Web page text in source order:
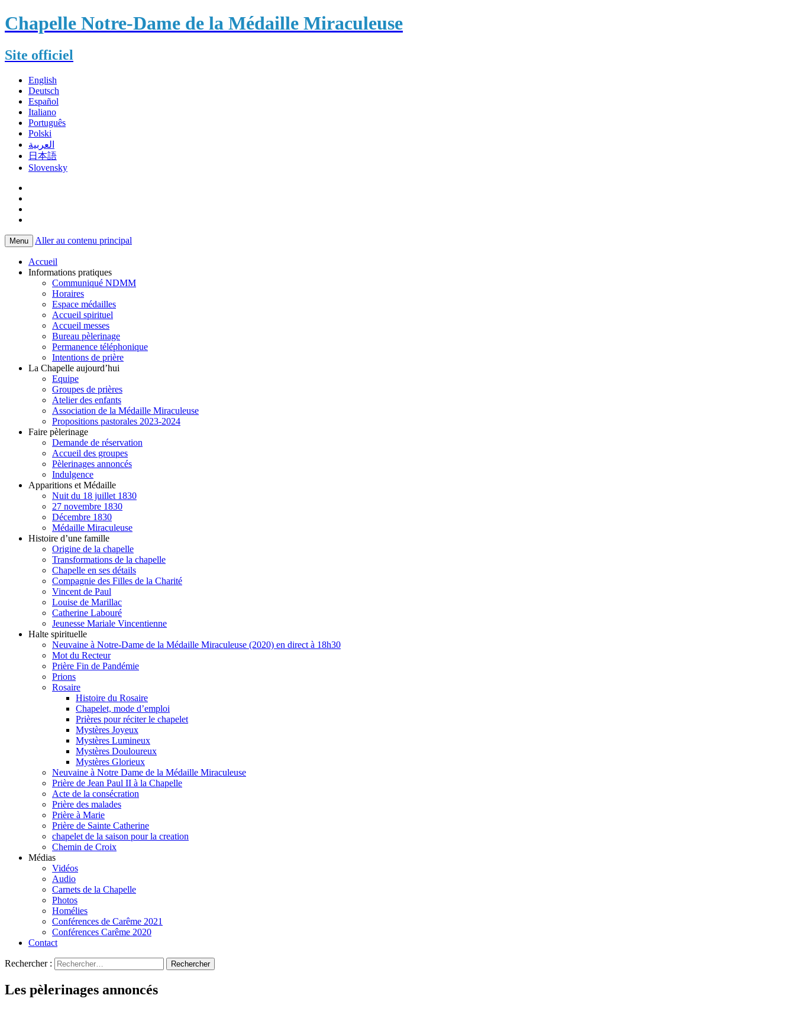
Chapelle Notre-Dame de la Médaille Miraculeuse
Site officiel
English
Deutsch
Español
Italiano
Português
Polski
العربية
日本語
Slovensky
Menu Aller au contenu principal
Accueil
Informations pratiques
Communiqué NDMM
Horaires
Espace médailles
Accueil spirituel
Accueil messes
Bureau pèlerinage
Permanence téléphonique
Intentions de prière
La Chapelle aujourd’hui
Equipe
Groupes de prières
Atelier des enfants
Association de la Médaille Miraculeuse
Propositions pastorales 2023-2024
Faire pèlerinage
Demande de réservation
Accueil des groupes
Pèlerinages annoncés
Indulgence
Apparitions et Médaille
Nuit du 18 juillet 1830
27 novembre 1830
Décembre 1830
Médaille Miraculeuse
Histoire d’une famille
Origine de la chapelle
Transformations de la chapelle
Chapelle en ses détails
Compagnie des Filles de la Charité
Vincent de Paul
Louise de Marillac
Catherine Labouré
Jeunesse Mariale Vincentienne
Halte spirituelle
Neuvaine à Notre-Dame de la Médaille Miraculeuse (2020) en direct à 18h30
Mot du Recteur
Prière Fin de Pandémie
Prions
Rosaire
Histoire du Rosaire
Chapelet, mode d’emploi
Prières pour réciter le chapelet
Mystères Joyeux
Mystères Lumineux
Mystères Douloureux
Mystères Glorieux
Neuvaine à Notre Dame de la Médaille Miraculeuse
Prière de Jean Paul II à la Chapelle
Acte de la consécration
Prière des malades
Prière à Marie
Prière de Sainte Catherine
chapelet de la saison pour la creation
Chemin de Croix
Médias
Vidéos
Audio
Carnets de la Chapelle
Photos
Homélies
Conférences de Carême 2021
Conférences Carême 2020
Contact
Rechercher :
Les pèlerinages annoncés